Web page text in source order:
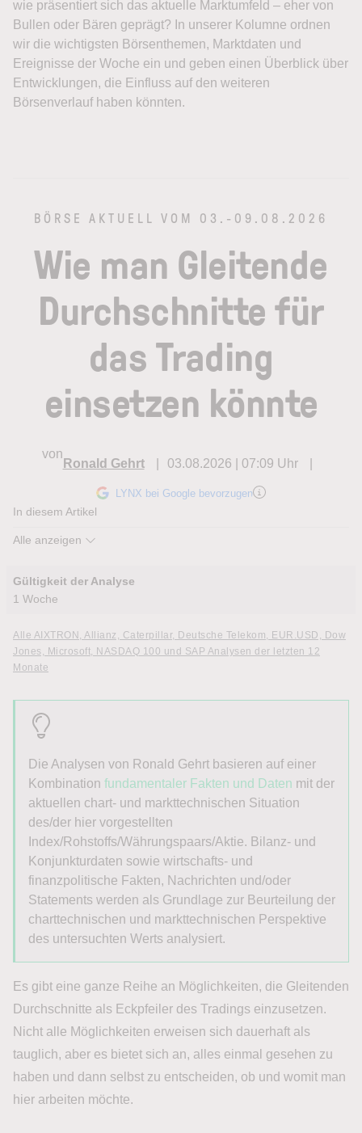
wie präsentiert sich das aktuelle Marktumfeld – eher von
Bullen oder Bären geprägt? In unserer Kolumne ordnen
wir die wichtigsten Börsenthemen, Marktdaten und
Ereignisse der Woche ein und geben einen Überblick über
Entwicklungen, die Einfluss auf den weiteren
Börsenverlauf haben könnten.
BÖRSE AKTUELL VOM 03.-09.08.2026
Wie man Gleitende
Durchschnitte für
das Trading
einsetzen könnte
von
Ronald Gehrt 03.08.2026 | 07:09 Uhr
LYNX bei Google bevorzugen
In diesem Artikel
Alle anzeigen
Gültigkeit der Analyse
1 Woche
Alle AIXTRON, Allianz, Caterpillar, Deutsche Telekom, EUR.USD, Dow
Jones, Microsoft, NASDAQ 100 und SAP Analysen der letzten 12
Monate
Die Analysen von Ronald Gehrt basieren auf einer
Kombination fundamentaler Fakten und Daten mit der
aktuellen chart- und markttechnischen Situation
des/der hier vorgestellten
Index/Rohstoffs/Währungspaars/Aktie. Bilanz- und
Konjunkturdaten sowie wirtschafts- und
finanzpolitische Fakten, Nachrichten und/oder
Statements werden als Grundlage zur Beurteilung der
charttechnischen und markttechnischen Perspektive
des untersuchten Werts analysiert.
Es gibt eine ganze Reihe an Möglichkeiten, die Gleitenden
Durchschnitte als Eckpfeiler des Tradings einzusetzen.
Nicht alle Möglichkeiten erweisen sich dauerhaft als
tauglich, aber es bietet sich an, alles einmal gesehen zu
haben und dann selbst zu entscheiden, ob und womit man
hier arbeiten möchte.